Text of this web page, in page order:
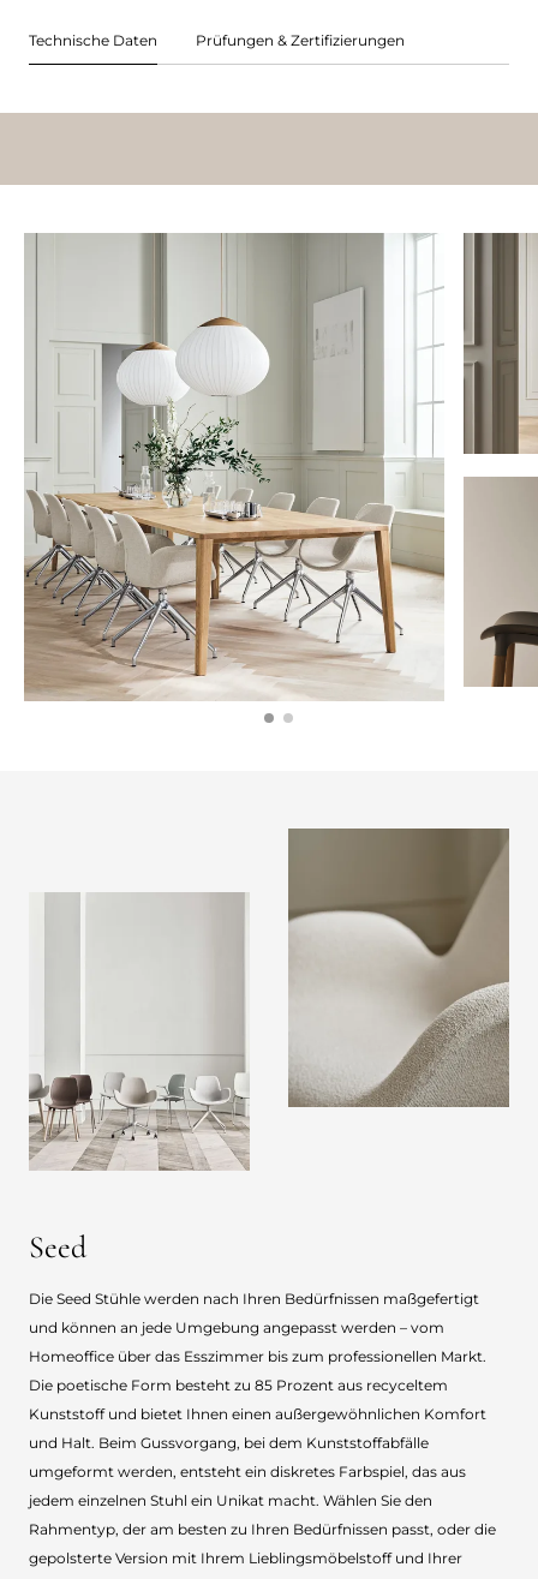
Technische Daten Prüfungen & Zertifizierungen
Seed
Die Seed Stühle werden nach Ihren Bedürfnissen maßgefertigt
und können an jede Umgebung angepasst werden – vom
Homeoffice über das Esszimmer bis zum professionellen Markt.
Die poetische Form besteht zu 85 Prozent aus recyceltem
Kunststoff und bietet Ihnen einen außergewöhnlichen Komfort
und Halt. Beim Gussvorgang, bei dem Kunststoffabfälle
umgeformt werden, entsteht ein diskretes Farbspiel, das aus
jedem einzelnen Stuhl ein Unikat macht. Wählen Sie den
Rahmentyp, der am besten zu Ihren Bedürfnissen passt, oder die
gepolsterte Version mit Ihrem Lieblingsmöbelstoff und Ihrer